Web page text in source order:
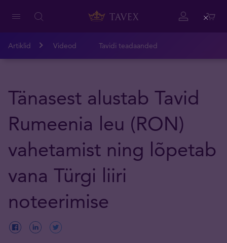
Artiklid Videod Tavidi teadaanded
Tänasest alustab Tavid
Rumeenia leu (RON)
vahetamist ning lõpetab
vana Türgi liiri
noteerimise
Close